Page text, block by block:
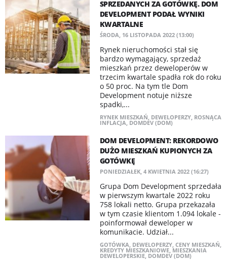
SPRZEDANYCH ZA GOTÓWKĘ. DOM
DEVELOPMENT PODAŁ WYNIKI
KWARTALNE
ŚRODA, 16 LISTOPADA 2022 (13:00)
Rynek nieruchomości stał się
bardzo wymagający, sprzedaż
mieszkań przez deweloperów w
trzecim kwartale spadła rok do roku
o 50 proc. Na tym tle Dom
Development notuje niższe
spadki,...
RYNEK MIESZKAŃ, DEWELOPERZY, ROSNĄCA
INFLACJA, DOMDEV (DOM)
DOM DEVELOPMENT: REKORDOWO
DUŻO MIESZKAŃ KUPIONYCH ZA
GOTÓWKĘ
PONIEDZIAŁEK, 4 KWIETNIA 2022 (16:27)
​Grupa Dom Development sprzedała
w pierwszym kwartale 2022 roku
758 lokali netto. Grupa przekazała
w tym czasie klientom 1.094 lokale -
poinformował deweloper w
komunikacie. Udział...
GOTÓWKA, DEWELOPERZY, CENY MIESZKAŃ,
KREDYTY MIESZKANIOWE, MIESZKANIA
DEWELOPERSKIE, DOMDEV (DOM)